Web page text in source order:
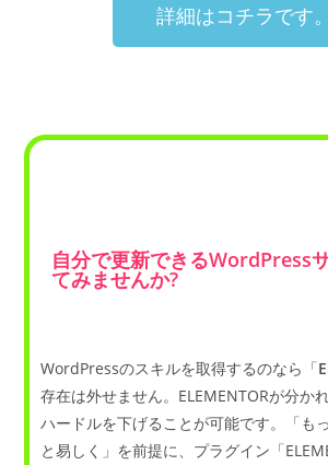
詳細はコチラです。
自分で更新できるWordPress
てみませんか?
WordPressのスキルを取得するのなら「
存在は外せません。ELEMENTORが分か
ハードルを下げることが可能です。「も
と易しく」を前提に、プラグイン「